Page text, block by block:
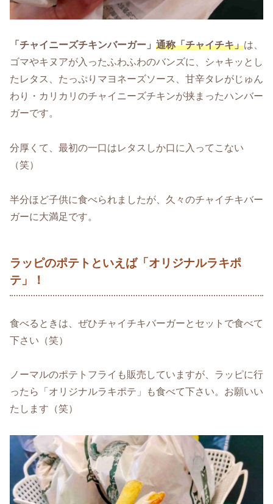
「チャイニーズチキンバーガー」 通称「チャイチキ」は、
ゴマやキヌアが入ったふわふわのバンズに、シャキッとし
たレタス、たっぷりマヨネーズソース、甘辛タレがじゅん
わり・カリカリのチャイニーズチキンが挟まったハンバー
ガーです。
分厚くて、最初の一口はレタスしか口に入ってこない
（笑）
半分ほど子供に食べられましたが、久々のチャイチキバー
ガーに大満足です。
ラッピのポテトといえば「オリジナルラキポ
テ」！
食べるときは、ぜひチャイチキバーガーとセットで食べて
下さい（笑）
ノーマルのポテトフライも販売していますが、ラッピに行
ったら「オリジナルラキポテ」も食べて下さい。お願いい
たします（笑）